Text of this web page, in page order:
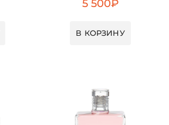
5 500₽
В КОРЗИНУ